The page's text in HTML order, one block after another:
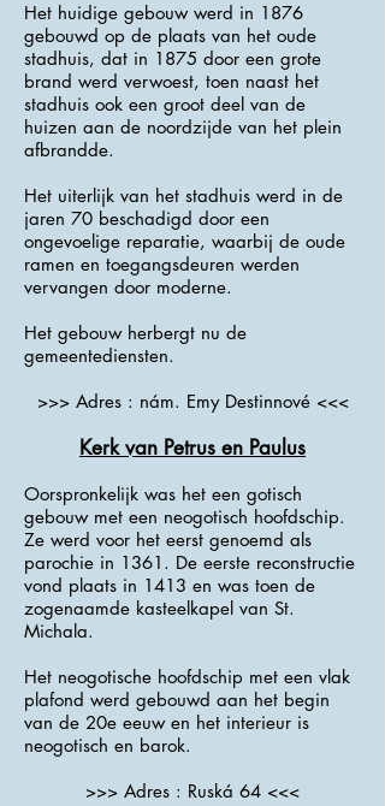
Het huidige gebouw werd in 1876
gebouwd op de plaats van het oude
stadhuis, dat in 1875 door een grote
brand werd verwoest, toen naast het
stadhuis ook een groot deel van de
huizen aan de noordzijde van het plein
afbrandde.
Het uiterlijk van het stadhuis werd in de
jaren 70 beschadigd door een
ongevoelige reparatie, waarbij de oude
ramen en toegangsdeuren werden
vervangen door moderne.
Het gebouw herbergt nu de
gemeentediensten.
>>> Adres : nám. Emy Destinnové <<<
Kerk van Petrus en Paulus
Oorspronkelijk was het een gotisch
gebouw met een neogotisch hoofdschip.
Ze werd voor het eerst genoemd als
parochie in 1361. De eerste reconstructie
vond plaats in 1413 en was toen de
zogenaamde kasteelkapel van St.
Michala.
Het neogotische hoofdschip met een vlak
plafond werd gebouwd aan het begin
van de 20e eeuw en het interieur is
neogotisch en barok.
>>> Adres : Ruská 64 <<<